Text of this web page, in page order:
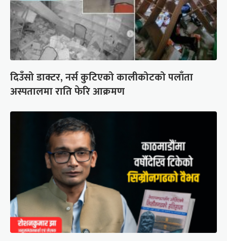
दिउँसो डाक्टर, नर्स कुटिएको कालीकोटको पलाँता
अस्पतालमा राति फेरि आक्रमण